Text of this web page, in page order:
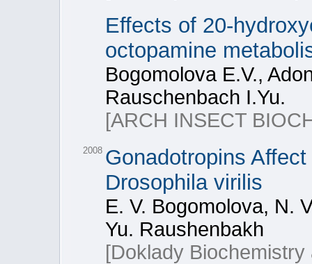
Effects of 20-
octopamine
Bogomolova E.V.,
Rauschenbach I.Yu.
[ARCH INSECT
2008 Gonadotropins
Drosophila virilis
E. V. Bogomolova, N.
Yu. Raushenbakh
[Doklady